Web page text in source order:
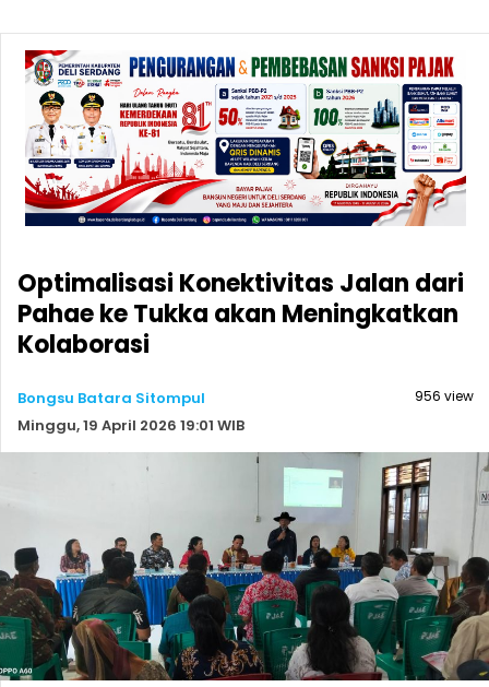
Optimalisasi Konektivitas Jalan dari
Pahae ke Tukka akan Meningkatkan
Kolaborasi
Bongsu Batara Sitompul
Minggu, 19 April 2026 19:01 WIB
956 view